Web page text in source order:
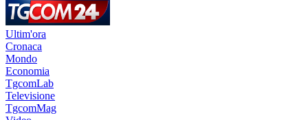
Ultim'ora
Cronaca
Mondo
Economia
TgcomLab
Televisione
TgcomMag